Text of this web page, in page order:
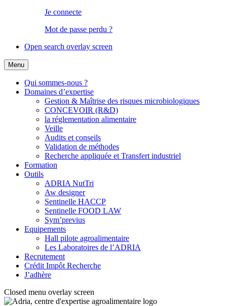
Je connecte
Mot de passe perdu ?
Open search overlay screen
Menu
Qui sommes-nous ?
Domaines d’expertise
Gestion & Maîtrise des risques microbiologiques
CONCEVOIR (R&D)
la réglementation alimentaire
Veille
Audits et conseils
Validation de méthodes
Recherche appliquée et Transfert industriel
Formation
Outils
ADRIA NutTri
Aw designer
Sentinelle HACCP
Sentinelle FOOD LAW
Sym’previus
Equipements
Hall pilote agroalimentaire
Les Laboratoires de l’ADRIA
Recrutement
Crédit Impôt Recherche
J’adhère
Closed menu overlay screen